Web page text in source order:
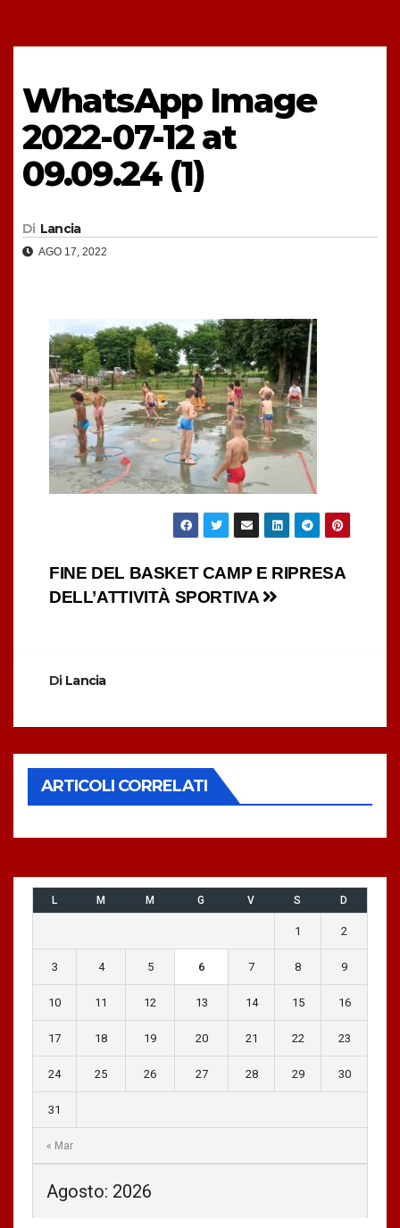
WhatsApp Image
2022-07-12 at
09.09.24 (1)
Di Lancia
AGO 17, 2022
Navigazione
FINE DEL BASKET CAMP E RIPRESA
DELL’ATTIVITÀ SPORTIVA
Di Lancia
ARTICOLI CORRELATI
Agosto: 2026
L M M G V S D
« Mar
1 2
3 4 5 6 7 8 9
10 11 12 13 14 15 16
17 18 19 20 21 22 23
24 25 26 27 28 29 30
31